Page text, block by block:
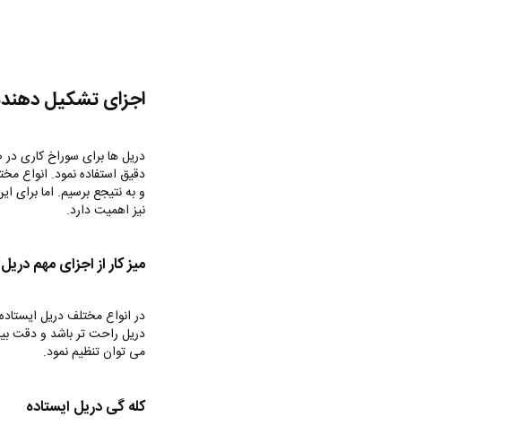
اجزای تشکیل
دریل ها برای سوراخ کاری
دقیق استفاده نمود. انواع
و به نتیجع برسیم. اما برای
نیز اهمیت دارد.
میز کار از اجزای مهم
در انواع مختلف دریل
دریل راحت تر باشد و دقت
می توان تنظیم نمود.
کله گی دریل ایستاده